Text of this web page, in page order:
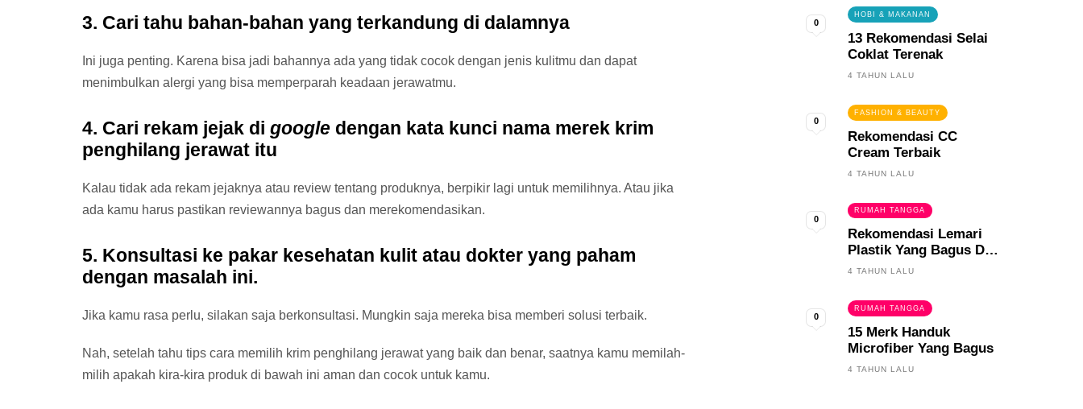
3. Cari tahu bahan-bahan yang terkandung di dalamnya
Ini juga penting. Karena bisa jadi bahannya ada yang tidak cocok dengan jenis kulitmu dan dapat
menimbulkan alergi yang bisa memperparah keadaan jerawatmu.
4. Cari rekam jejak di google dengan kata kunci nama merek krim
penghilang jerawat itu
Kalau tidak ada rekam jejaknya atau review tentang produknya, berpikir lagi untuk memilihnya. Atau jika
ada kamu harus pastikan reviewannya bagus dan merekomendasikan.
5. Konsultasi ke pakar kesehatan kulit atau dokter yang paham
dengan masalah ini.
Jika kamu rasa perlu, silakan saja berkonsultasi. Mungkin saja mereka bisa memberi solusi terbaik.
Nah, setelah tahu tips cara memilih krim penghilang jerawat yang baik dan benar, saatnya kamu memilah-
milih apakah kira-kira produk di bawah ini aman dan cocok untuk kamu.
0
HOBI & MAKANAN
13 Rekomendasi Selai
Coklat Terenak
4 TAHUN LALU
0
FASHION & BEAUTY
Rekomendasi CC
Cream Terbaik
4 TAHUN LALU
0
RUMAH TANGGA
Rekomendasi Lemari
Plastik Yang Bagus Dan
Tahan Lama
4 TAHUN LALU
0
RUMAH TANGGA
15 Merk Handuk
Microfiber Yang Bagus
4 TAHUN LALU